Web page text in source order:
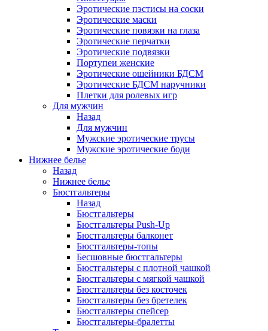
Эротические пэстисы на соски
Эротические маски
Эротические повязки на глаза
Эротические перчатки
Эротические подвязки
Портупеи женские
Эротические ошейники БДСМ
Эротические БДСМ наручники
Плетки для ролевых игр
Для мужчин
Назад
Для мужчин
Мужские эротические трусы
Мужские эротические боди
Нижнее белье
Назад
Нижнее белье
Бюстгальтеры
Назад
Бюстгальтеры
Бюстгальтеры Push-Up
Бюстгальтеры балконет
Бюстгальтеры-топы
Бесшовные бюстгальтеры
Бюстгальтеры с плотной чашкой
Бюстгальтеры с мягкой чашкой
Бюстгальтеры без косточек
Бюстгальтеры без бретелек
Бюстгальтеры спейсер
Бюстгальтеры-бралетты